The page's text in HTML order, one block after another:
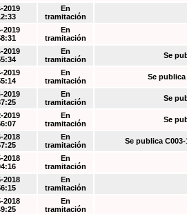
2019
En
tramitación
2019
En
tramitación
2019
En
tramitación
Se
2019
En
tramitación
Se publica
2019
En
tramitación
Se
2019
En
tramitación
Se
2018
En
tramitación
Se publica
2018
En
tramitación
2018
En
tramitación
2018
En
tramitación